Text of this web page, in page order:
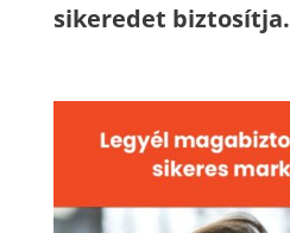
sikeredet biztosítja.